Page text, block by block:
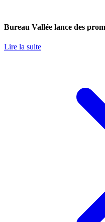
Bureau Vallée lance des
Lire la suite